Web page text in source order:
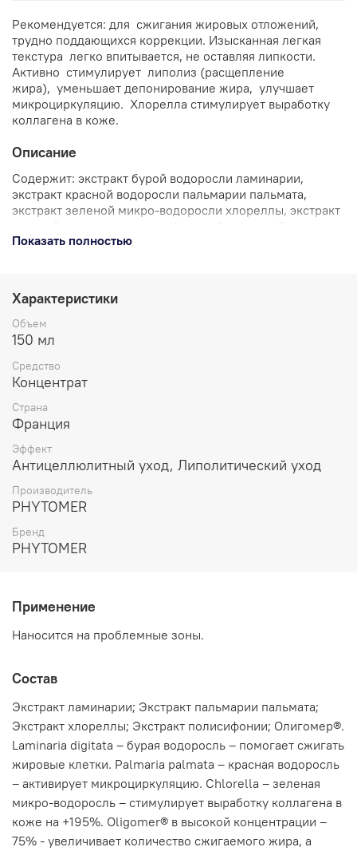
Рекомендуется: для сжигания жировых отложений,
трудно поддающихся коррекции. Изысканная легкая
текстура легко впитывается, не оставляя липкости.
Активно стимулирует липолиз (расщепление
жира), уменьшает депонирование жира, улучшает
микроциркуляцию. Хлорелла стимулирует выработку
коллагена в коже.
Описание
Содержит: экстракт бурой водоросли ламинарии,
экстракт красной водоросли пальмарии пальмата,
экстракт зеленой микро-водоросли хлореллы, экстракт
Показать полностью
Характеристики
Объем
150 мл
Средство
Концентрат
Страна
Франция
Эффект
Антицеллюлитный уход, Липолитический уход
Производитель
PHYTOMER
Бренд
PHYTOMER
Применение
Наносится на проблемные зоны.
Состав
Экстракт ламинарии; Экстракт пальмарии пальмата;
Экстракт хлореллы; Экстракт полисифонии; Олигомер®.
Laminaria digitata – бурая водоросль – помогает сжигать
жировые клетки. Palmaria palmata – красная водоросль
– активирует микроциркуляцию. Chlorella – зеленая
микро-водоросль – стимулирует выработку коллагена в
коже на +195%. Oligomer® в высокой концентрации –
75% - увеличивает количество сжигаемого жира, а